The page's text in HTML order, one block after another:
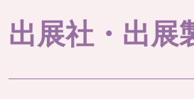
出展社・出展